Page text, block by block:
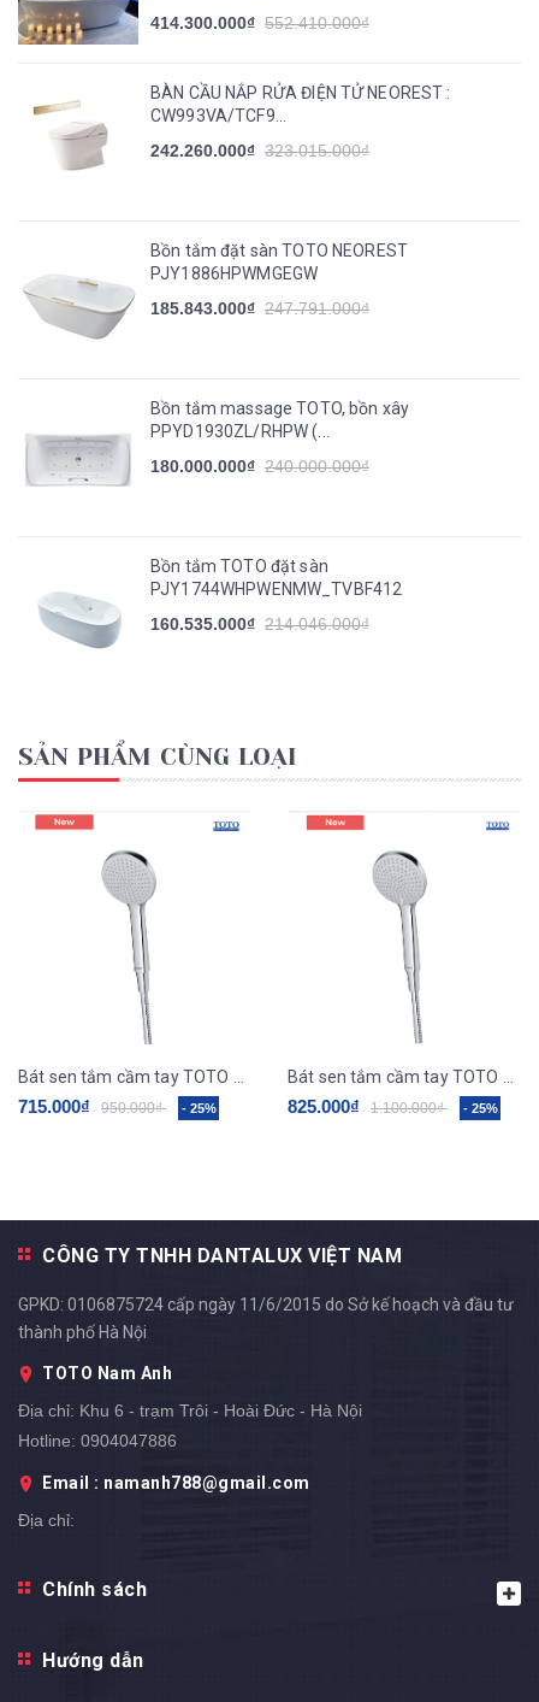
414.300.000₫ 552.410.000₫
BÀN CẦU NẮP RỬA ĐIỆN TỬ NEOREST :
CW993VA/TCF9...
242.260.000₫ 323.015.000₫
Bồn tắm đặt sàn TOTO NEOREST
PJY1886HPWMGEGW
185.843.000₫ 247.791.000₫
Bồn tắm massage TOTO, bồn xây
PPYD1930ZL/RHPW (...
180.000.000₫ 240.000.000₫
Bồn tắm TOTO đặt sàn
PJY1744WHPWENMW_TVBF412
160.535.000₫ 214.046.000₫
SẢN PHẨM CÙNG LOẠI
715.000₫ 950.000₫ - 25% 825.000₫ 1.100.000₫ - 25%
CÔNG TY TNHH DANTALUX VIỆT NAM
GPKD: 0106875724 cấp ngày 11/6/2015 do Sở kế hoạch và đầu tư
thành phố Hà Nội
TOTO Nam Anh
Địa chỉ: Khu 6 - trạm Trôi - Hoài Đức - Hà Nội
Hotline: 0904047886
Email : namanh788@gmail.com
Địa chỉ: